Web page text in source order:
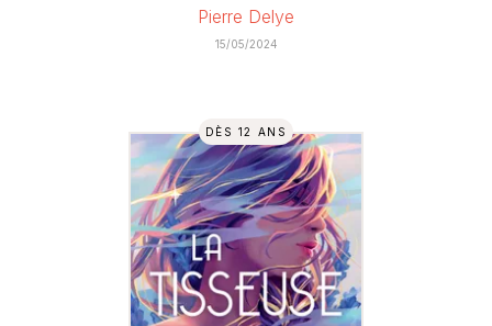
Pierre Delye
15/05/2024
DÈS 12 ANS